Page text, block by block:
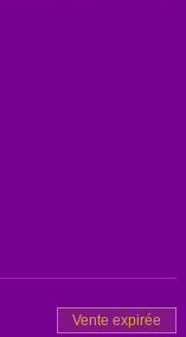
Vente expirée